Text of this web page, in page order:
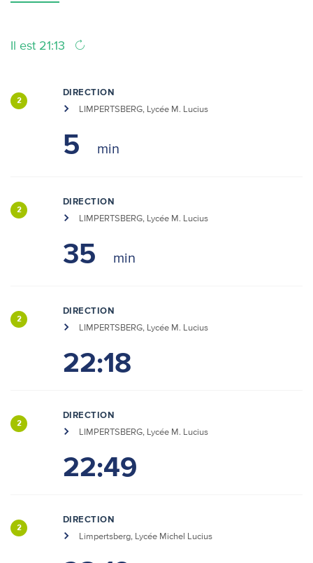
Il est 21:13
2
DIRECTION
LIMPERTSBERG, Lycée M. Lucius
5
2
DIRECTION
LIMPERTSBERG, Lycée M. Lucius
35
2
DIRECTION
LIMPERTSBERG, Lycée M. Lucius
22:18
2
DIRECTION
LIMPERTSBERG, Lycée M. Lucius
22:49
2
DIRECTION
Limpertsberg, Lycée Michel Lucius